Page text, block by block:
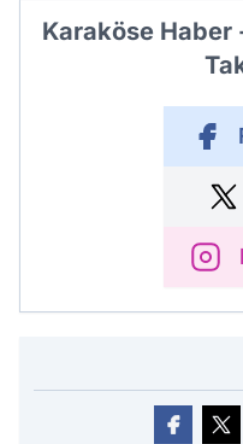
Karaköse Haber